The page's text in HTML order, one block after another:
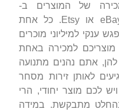
של המוצרים ב-
Marketplaces, דוגמת אמזון, eBay או Etsy. כל אחת
ענקי למיליוני מוכרים
למכירה באחת
אתם נהנים מתנועה
לאותן זירות מסחר
לכם מוצר יחודי, הרי
מתבקשת. במידה